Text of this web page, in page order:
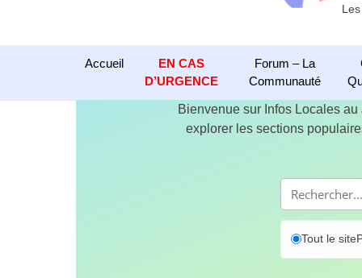
Accueil
EN CAS
D’URGENCE
Forum – La
Communauté
Bienvenue sur Infos Locales
explorer les sections
Tout le site